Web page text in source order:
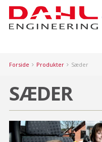
Forside Produkter Sæder
SÆDER